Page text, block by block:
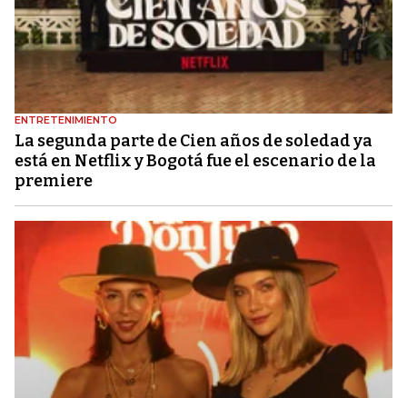
ENTRETENIMIENTO
La segunda parte de Cien años de soledad ya
está en Netflix y Bogotá fue el escenario de la
premiere